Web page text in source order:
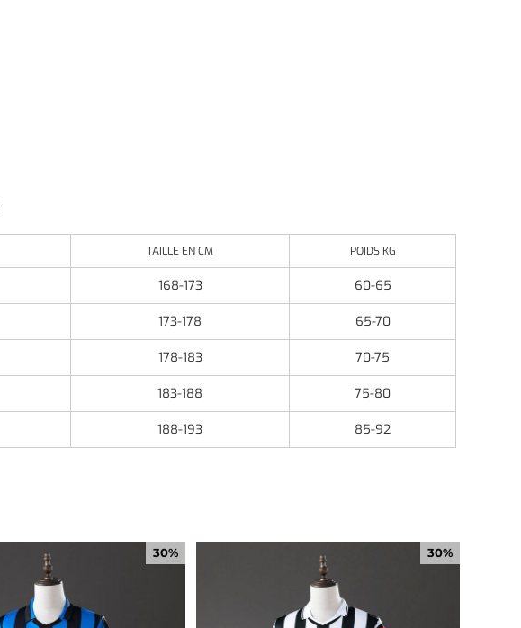
TAILLE EN CM POIDS KG
168-173 60-65
173-178 65-70
178-183 70-75
183-188 75-80
188-193 85-92
30% 30%